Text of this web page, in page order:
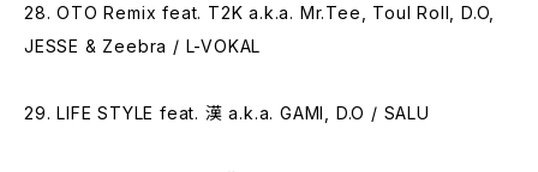
28. OTO Remix feat. T2K a.k.a. Mr.Tee, Toul Roll, D.O,
JESSE & Zeebra / L-VOKAL
29. LIFE STYLE feat. 漢 a.k.a. GAMI, D.O / SALU